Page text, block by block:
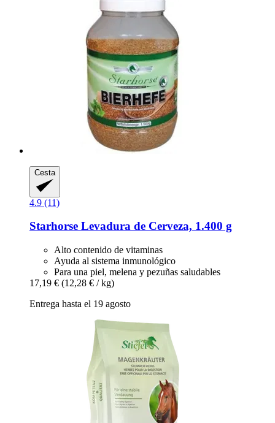
Cesta
4.9 (11)
Starhorse Levadura de Cerveza, 1.400 g
Alto contenido de vitaminas
Ayuda al sistema inmunológico
Para una piel, melena y pezuñas saludables
17,19 € (12,28 € / kg)
Entrega hasta el 19 agosto